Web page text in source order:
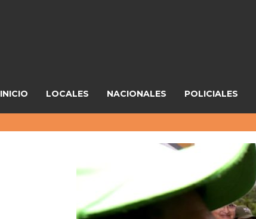
INICIO LOCALES NACIONALES POLICIALES